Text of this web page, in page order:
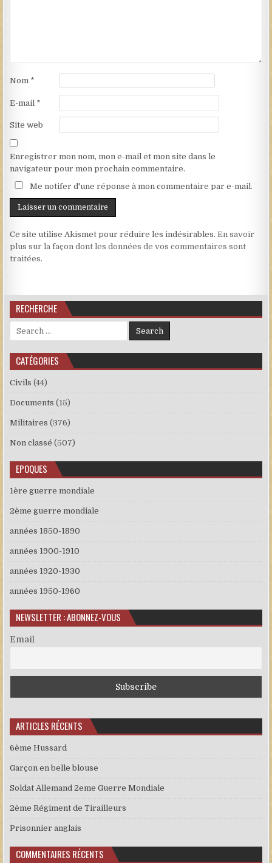
Nom *
E-mail *
Site web
Enregistrer mon nom, mon e-mail et mon site dans le
navigateur pour mon prochain commentaire.
Me notifer d'une réponse à mon commentaire par e-mail.
Ce site utilise Akismet pour réduire les indésirables.En savoir
plus sur la façon dont les données de vos commentaires sont
traitées.
RECHERCHE
Search for:
CATÉGORIES
Civils (44)
Documents (15)
Militaires (376)
Non classé (507)
EPOQUES
1ère guerre mondiale
2ème guerre mondiale
années 1850-1890
années 1900-1910
années 1920-1930
années 1950-1960
NEWSLETTER : ABONNEZ-VOUS
Email
ARTICLES RÉCENTS
6ème Hussard
Garçon en belle blouse
Soldat Allemand 2eme Guerre Mondiale
2ème Régiment de Tirailleurs
Prisonnier anglais
COMMENTAIRES RÉCENTS